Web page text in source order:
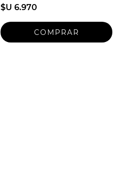
$U 6.970